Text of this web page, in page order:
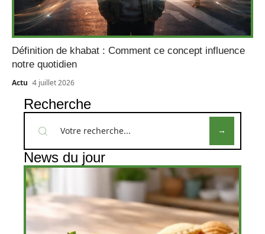
Définition de khabat : Comment ce concept influence
notre quotidien
Actu 4 juillet 2026
Recherche
News du jour